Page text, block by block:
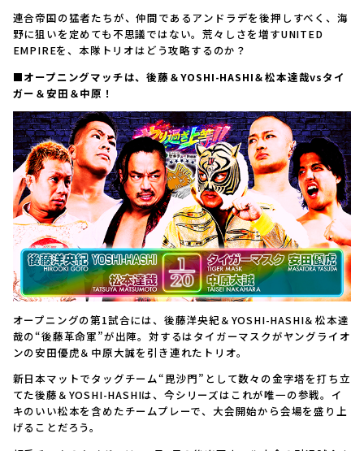
連合帝国の猛者たちが、仲間であるアンドラデを後押しすべく、海
野に狙いを定めても不思議ではない。荒々しさを増すUNITED
EMPIREを、本隊トリオはどう攻略するのか？
■オープニングマッチは、後藤＆YOSHI-HASHI＆松本達哉vsタイ
ガー＆安田＆中原！
オープニングの第1試合には、後藤洋央紀＆YOSHI-HASHI＆松本達
哉の“後藤革命軍”が出陣。対するはタイガーマスクがヤングライオ
ンの安田優虎＆中原大誠を引き連れたトリオ。
新日本マットでタッグチーム“毘沙門”として数々の金字塔を打ち立
てた後藤＆YOSHI-HASHIは、今シリーズはこれが唯一の参戦。イ
キのいい松本を含めたチームプレーで、大会開始から会場を盛り上
げることだろう。